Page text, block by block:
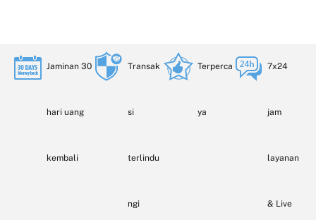
Jaminan 30
hari uang
kembali
Transak
si
terlindu
ngi
Terperca
ya
7x24
jam
layanan
& Live